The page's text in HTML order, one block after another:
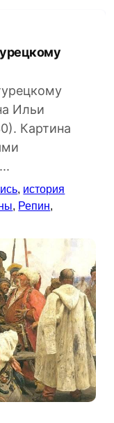
Ильи
Картина
, история
, Репин,